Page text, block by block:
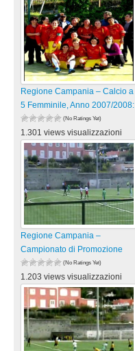
Regione Campania – Calcio a
5 Femminile, Anno 2007/2008:
(No Ratings Yet)
1.301 views visualizzazioni
Regione Campania –
Campionato di Promozione
(No Ratings Yet)
1.203 views visualizzazioni